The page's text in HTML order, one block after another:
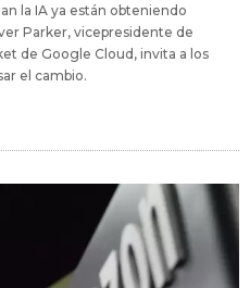
la IA ya están obteniendo
Parker, vicepresidente de
de Google Cloud, invita a los
el cambio.